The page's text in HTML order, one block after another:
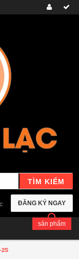
TÌM KIẾM
ĐĂNG KÝ NGAY
sản phẩm